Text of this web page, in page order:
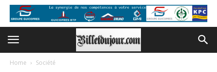
Home Société